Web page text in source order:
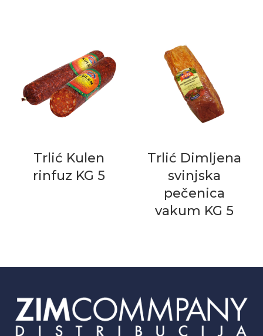
Trlić Kulen
rinfuz KG 5
Trlić Dimljena
svinjska
pečenica
vakum KG 5